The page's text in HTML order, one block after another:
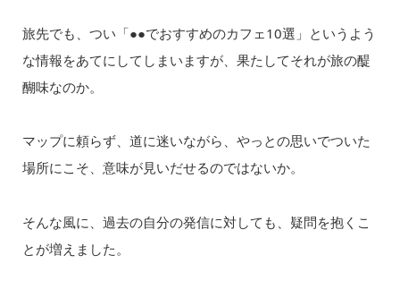
旅先でも、つい「●●でおすすめのカフェ10選」というよう
な情報をあてにしてしまいますが、果たしてそれが旅の醍
醐味なのか。
マップに頼らず、道に迷いながら、やっとの思いでついた
場所にこそ、意味が見いだせるのではないか。
そんな風に、過去の自分の発信に対しても、疑問を抱くこ
とが増えました。